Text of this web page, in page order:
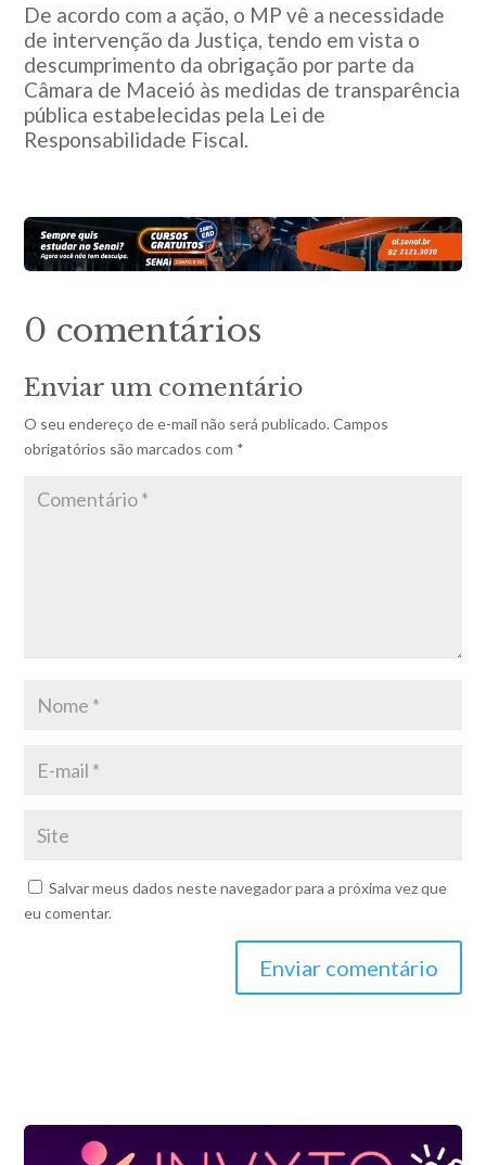
De acordo com a ação, o MP vê a necessidade
de intervenção da Justiça, tendo em vista o
descumprimento da obrigação por parte da
Câmara de Maceió às medidas de transparência
pública estabelecidas pela Lei de
Responsabilidade Fiscal.
0 comentários
Enviar um comentário
O seu endereço de e-mail não será publicado. Campos
obrigatórios são marcados com *
Salvar meus dados neste navegador para a próxima vez que
eu comentar.
Enviar comentário